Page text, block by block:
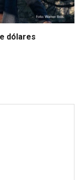
dólares